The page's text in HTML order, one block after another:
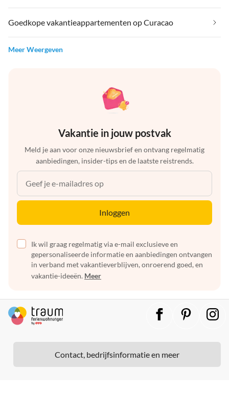
Goedkope vakantieappartementen op Curacao
Meer Weergeven
Vakantie in jouw postvak
Meld je aan voor onze nieuwsbrief en ontvang regelmatig
aanbiedingen, insider-tips en de laatste reistrends.
Inloggen
Ik wil graag regelmatig via e-mail exclusieve en
gepersonaliseerde informatie en aanbiedingen ontvangen
in verband met vakantieverblijven, onroerend goed, en
vakantie-ideeën. Meer
Contact, bedrijfsinformatie en meer